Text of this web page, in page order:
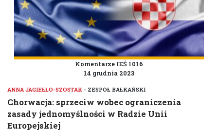
Komentarze IEŚ 1016
14 grudnia 2023
ANNA JAGIEŁŁO-SZOSTAK - ZESPÓŁ BAŁKAŃSKI
Chorwacja: sprzeciw wobec ograniczenia
zasady jednomyślności w Radzie Unii
Europejskiej